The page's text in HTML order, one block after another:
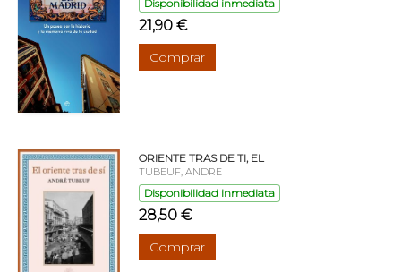
Disponibilidad inmediata
21,90 €
Comprar
ORIENTE TRAS DE TI, EL
TUBEUF, ANDRE
Disponibilidad inmediata
28,50 €
Comprar